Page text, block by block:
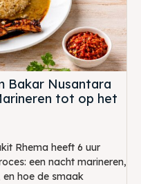
Bakar Nusantara
tot op het
Rhema heeft 6 uur
een nacht marineren,
en hoe de smaak